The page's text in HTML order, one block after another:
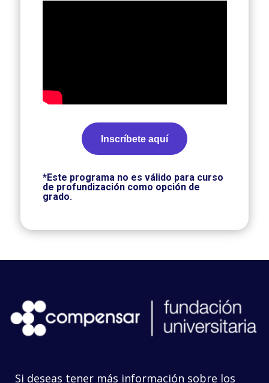
Inscríbete aquí
*Este programa no es válido para curso
de profundización como opción de
grado.
Si deseas tener más información sobre los